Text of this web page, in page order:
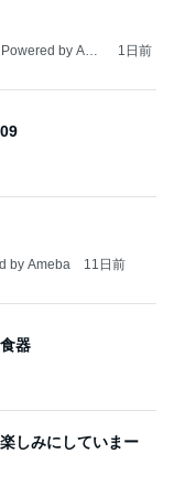
by Ame
1日前
by Ameba 11日前
器
しみにしていまー